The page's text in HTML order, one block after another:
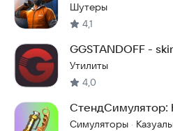
Шутеры
4,1
GGSTANDOFF -
Утилиты
4,0
СтендСимулятор:
Стандофф 2
Симуляторы ·